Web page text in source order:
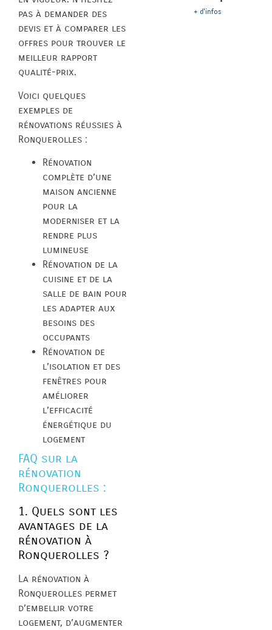
pas à demander des
devis et à comparer les
offres pour trouver le
meilleur rapport
qualité-prix.
Voici quelques
exemples de
rénovations réussies à
Ronquerolles :
Rénovation
complète d’une
maison ancienne
pour la
moderniser et la
rendre plus
lumineuse
Rénovation de la
cuisine et de la
salle de bain pour
les adapter aux
besoins des
occupants
Rénovation de
l’isolation et des
fenêtres pour
améliorer
l’efficacité
énergétique du
logement
FAQ sur la
rénovation
Ronquerolles :
1. Quels sont les
avantages de la
rénovation à
Ronquerolles ?
La rénovation à
Ronquerolles permet
d’embellir votre
logement, d’augmenter
+ d'infos